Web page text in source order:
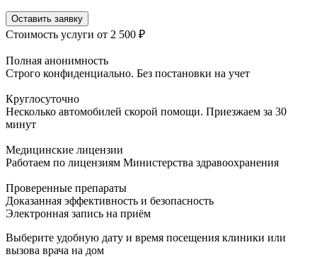
Оставить заявку
Стоимость услуги от 2 500 ₽
Полная анонимность
Строго конфиденциально. Без постановки на учет
Круглосуточно
Несколько автомобилей скорой помощи. Приезжаем за 30
минут
Медицинские лицензии
Работаем по лицензиям Министерства здравоохранения
Проверенные препараты
Доказанная эффективность и безопасность
Электронная запись на приём
Выберите удобную дату и время посещения клиники или
вызова врача на дом